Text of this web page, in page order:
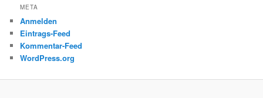
META
Anmelden
Eintrags-Feed
Kommentar-Feed
WordPress.org